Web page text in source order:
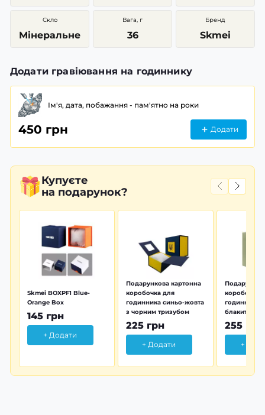
Скло
Мінеральне
Вага, г
36
Бренд
Skmei
Додати гравіювання на годиннику
Ім'я, дата, побажання - пам'ятно на роки
450 грн Додати
Купуєте
на подарунок?
Skmei BOXPF1 Blue-
Orange Box
145 грн
+ Додати
Подарункова картонна
коробочка для
годинника синьо-жовта
з чорним тризубом
225 грн
+ Додати
коробочка
годинника
блакитна
255 грн
+